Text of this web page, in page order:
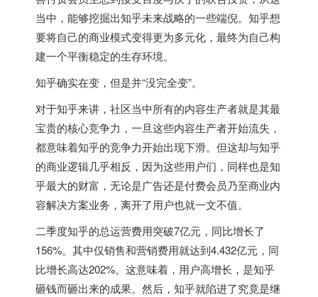
当中，能够挖掘出知乎未来战略的一些端倪。知乎想
要将自己的商业模式变得更为多元化，最终为自己构
建一个平衡稳定的生存环境。
知乎确实在变，但是并“没完全变”。
对于知乎来讲，社区当中所有的内容生产者就是其最
宝贵的核心竞争力，一旦这些内容生产者开始流失，
都意味着知乎的竞争力开始出现下滑。但这却与知乎
的商业逻辑几乎相反，因为这些用户们，同样也是知
乎最大的财富，无论是广告还是付费会员乃至商业内
容解决方案业务，离开了用户也就一文不值。
二季度知乎的总运营费用突破7亿元，同比增长了
156%。其中仅销售和营销费用就达到4.432亿元，同
比增长高达202%。这意味着，用户高增长，是知乎
砸钱而砸出来的成果。然后，知乎就陷进了究竟是继